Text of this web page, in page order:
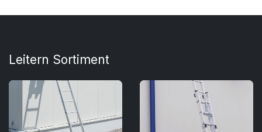
Leitern Sortiment